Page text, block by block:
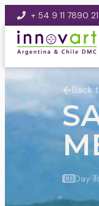
+ 54 9 11 7890
Back
Day